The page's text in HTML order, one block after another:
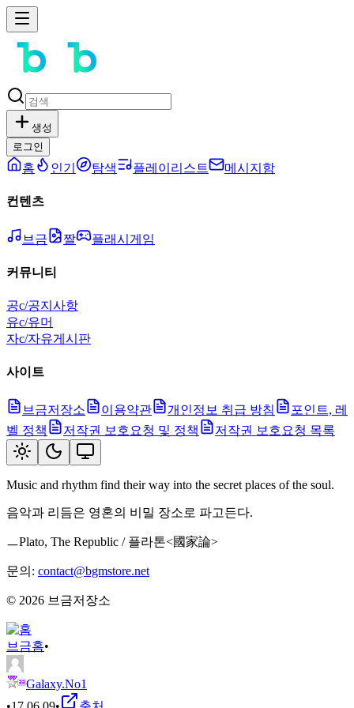
생성
로그인
홈 인기 탐색 플레이리스트 메시지함
컨텐츠
브금 짤 플래시게임
커뮤니티
공c/공지사항
유c/유머
자c/자유게시판
사이트
브금저장소 이용약관 개인정보 취급 방침
포인트, 레
벨 정책
저작권 보호요청 및 정책 저작권 보호요청 목록
Music and rhythm find their way into the secret places of the soul.
음악과 리듬은 영혼의 비밀 장소로 파고든다.
ㅡPlato, The Republic / 플라톤<國家論>
문의: contact@bgmstore.net
© 2026 브금저장소
브금홈•
Galaxy.No1